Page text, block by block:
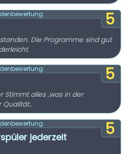
5
Die Programme sind gut
5
Stimmt alles ,was in der
Qualität..
5
jederzeit